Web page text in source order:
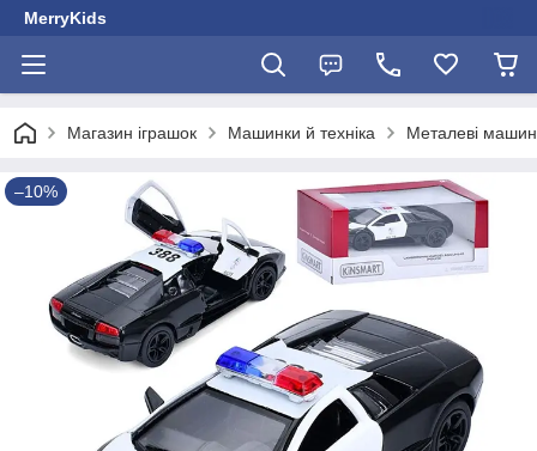
MerryKids
Магазин іграшок Машинки й техніка Металеві
–10%